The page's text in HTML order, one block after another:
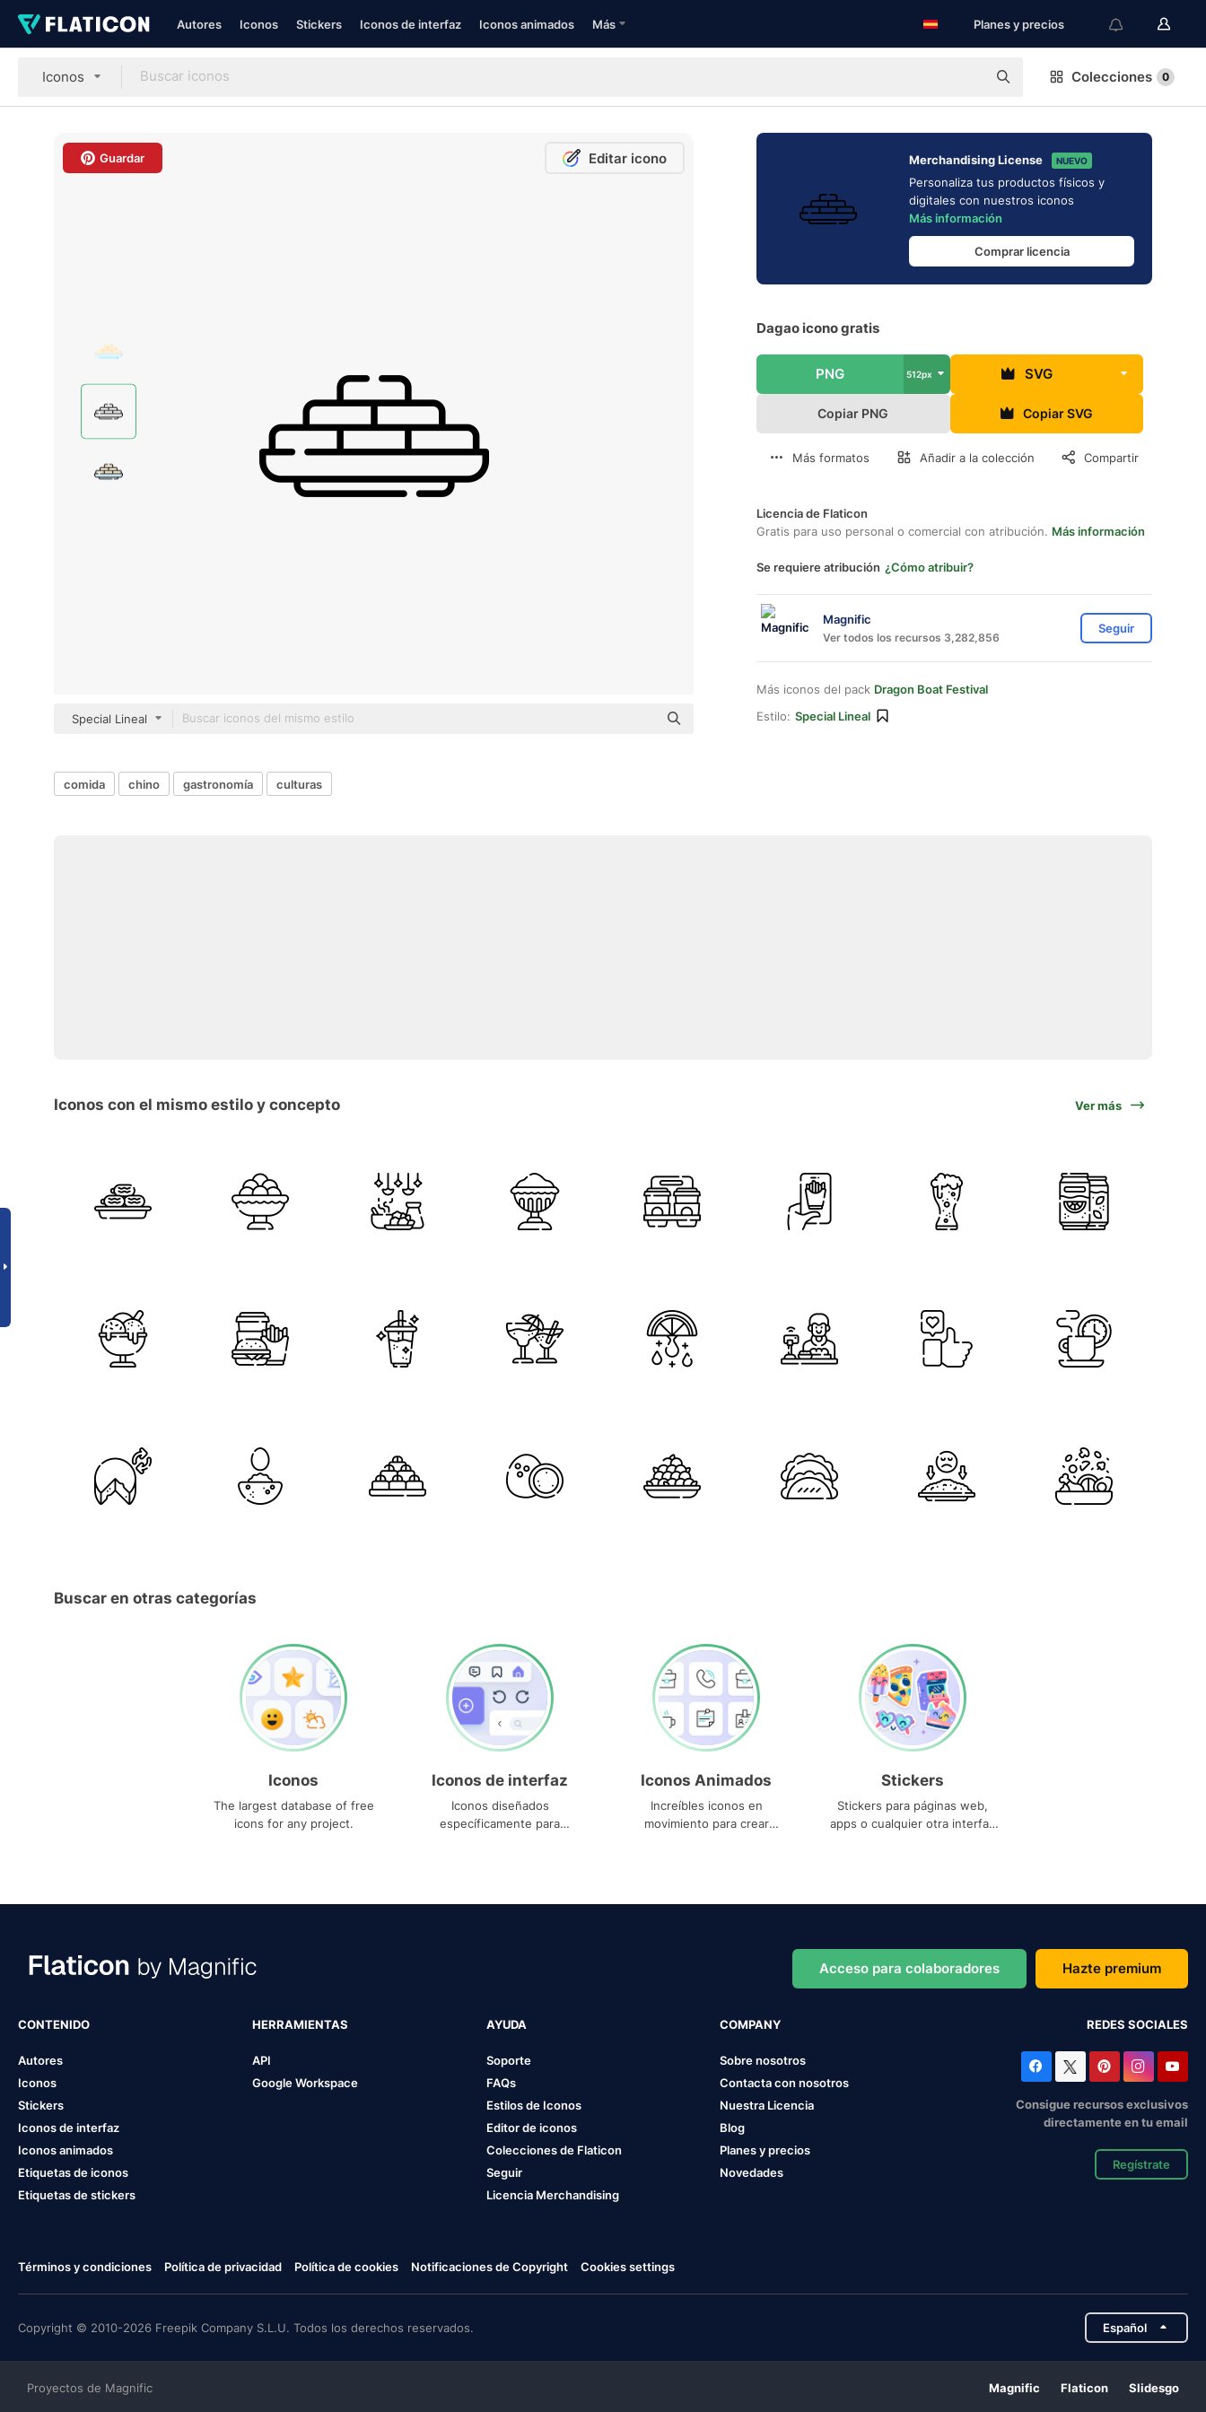
Autores Iconos Stickers Iconos de interfaz Iconos animados Más Planes y precios
Iconos Colecciones 0
Guardar Editar icono
Special Lineal
Merchandising License NUEVO
Personaliza tus productos físicos y
digitales con nuestros iconos
Más información
Comprar licencia
Dagao icono gratis
PNG 512px SVG
Copiar PNG Copiar SVG
Más formatos Añadir a la colección Compartir
Licencia de Flaticon
Gratis para uso personal o comercial con atribución. Más información
Se requiere atribución ¿Cómo atribuir?
Magnific
Ver todos los recursos 3,282,856
Seguir
Más iconos del pack Dragon Boat Festival
Estilo: Special Lineal
comida chino gastronomía culturas
Iconos con el mismo estilo y concepto Ver más
Buscar en otras categorías
Iconos
The largest database of free
icons for any project.
Iconos de interfaz
Iconos diseñados
específicamente para
Iconos Animados
Increíbles iconos en
movimiento para crear
Stickers
Stickers para páginas web,
apps o cualquier otra interfaz
Acceso para colaboradores Hazte premium
CONTENIDO
Autores
Iconos
Stickers
Iconos de interfaz
Iconos animados
Etiquetas de iconos
Etiquetas de stickers
HERRAMIENTAS
API
Google Workspace
AYUDA
Soporte
FAQs
Estilos de Iconos
Editor de iconos
Colecciones de Flaticon
Seguir
Licencia Merchandising
COMPANY
Sobre nosotros
Contacta con nosotros
Nuestra Licencia
Blog
Planes y precios
Novedades
REDES SOCIALES
Consigue recursos exclusivos
directamente en tu email
Regístrate
Términos y condiciones Política de privacidad Política de cookies Notificaciones de Copyright Cookies settings
Copyright © 2010-2026 Freepik Company S.L.U. Todos los derechos reservados. Español
Proyectos de Magnific Magnific Flaticon Slidesgo